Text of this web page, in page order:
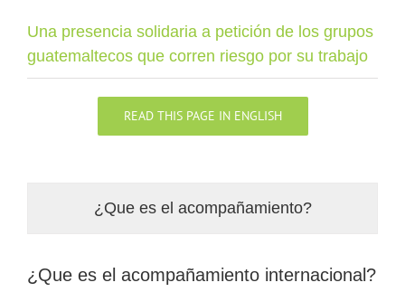
Una presencia solidaria a petición de los grupos
guatemaltecos que corren riesgo por su trabajo
READ THIS PAGE IN ENGLISH
¿Que es el acompañamiento?
¿Que es el acompañamiento internacional?